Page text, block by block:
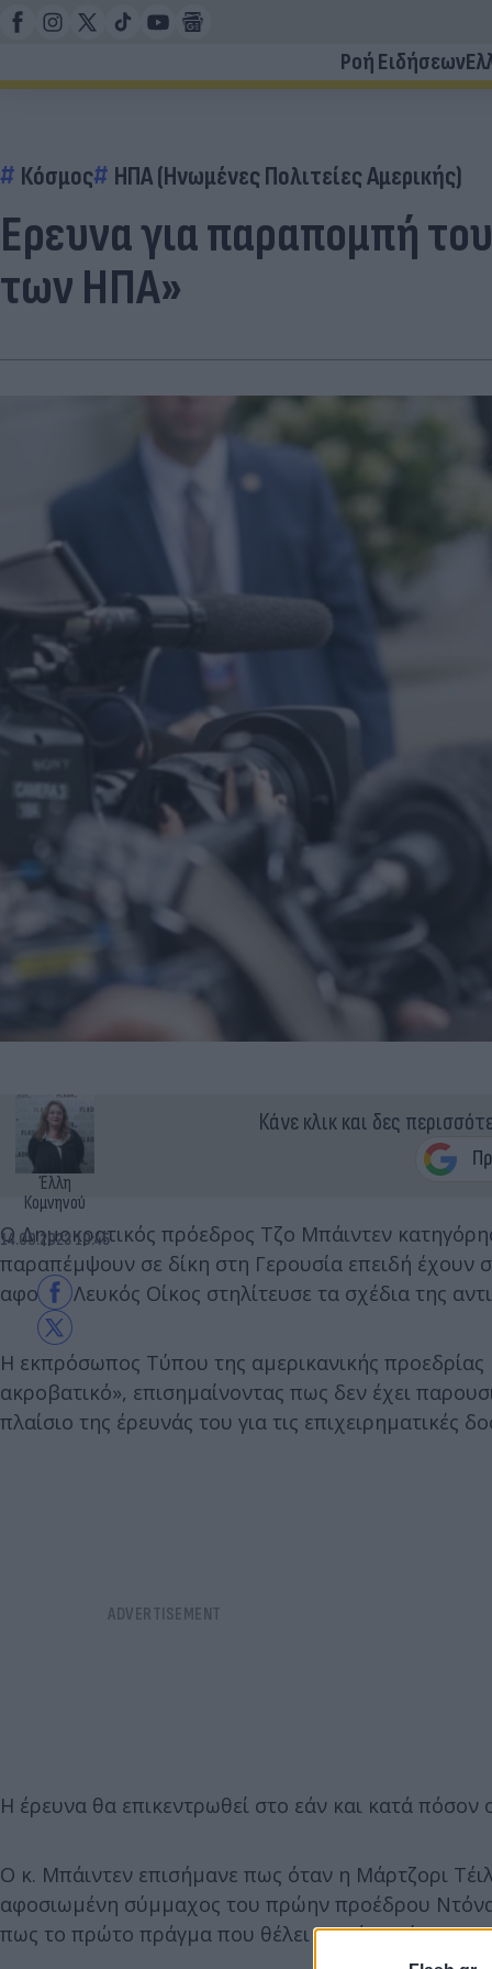
Ροή Ειδήσεων
Κόσμος ΗΠΑ (Ηνωμένες Πολιτείες Αμερικής)
Ερευνα για παραπομπή
των ΗΠΑ»
Έλλη
Κομνηνού
14.09.2023 10:45
Κάνε κλικ και δες
Ο Δημοκρατικός πρόεδρος Τζο Μπάιντεν
παραπέμψουν σε δίκη στη Γερουσία επειδή
αφού ο Λευκός Οίκος στηλίτευσε τα σχέδια της
Η εκπρόσωπος Τύπου της αμερικανικής προεδρίας
ακροβατικό», επισημαίνοντας πως δεν έχει
πλαίσιο της έρευνάς του για τις επιχειρηματικές
Η έρευνα θα επικεντρωθεί στο εάν και κατά
Ο κ. Μπάιντεν επισήμανε πως όταν η Μάρτζορι
αφοσιωμένη σύμμαχος του πρώην προέδρου
πως το πρώτο πράγμα που θέλει να κάνει είναι